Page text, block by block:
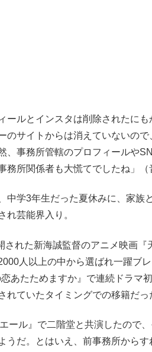
ールとインスタは削除されたに
のサイトからは消えていないの
、事務所管轄のプロフィールや
務所関係者も大慌てでしたね」（
中学3年生だった夏休みに、家族
れ芸能界入り。
れた新海誠監督のアニメ映画『
人以上の中から選ばれ一躍ブ
あたためますか』で連続ドラマ
れていたタイミングでの移籍だっ
ール』で二階堂と共演したので
うだ。とはいえ、前事務所から